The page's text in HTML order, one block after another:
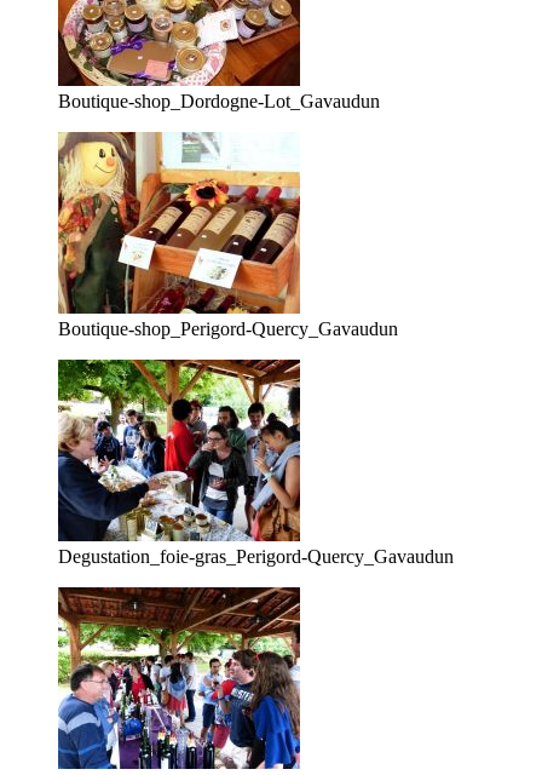
Boutique-shop_Dordogne-Lot_Gavaudun
Boutique-shop_Perigord-Quercy_Gavaudun
Degustation_foie-gras_Perigord-Quercy_Gavaudun